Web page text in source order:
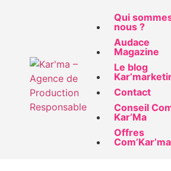
Qui
nous ?
Audace
Magazine
Le blog
Contact
Conseil
Kar’Ma
Offres
Com’Kar’ma